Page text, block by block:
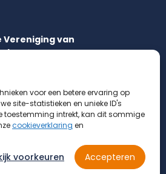
voor een betere ervaring op
site-statistieken en unieke ID's
toestemming intrekt, kan dit sommige
cookieverklaring en
Accepteren
voorkeuren
Vereniging van